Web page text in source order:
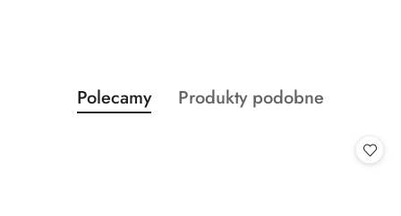
Pomiń karuzelę produktów
Produkty
o
Polecamy
Produkty
Produkty podobne